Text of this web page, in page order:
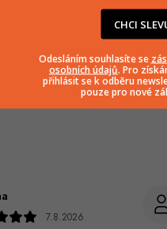
7.8.2026
CHCI
Odesláním souhlasíte se
osobních údajů. Pro
přihlásit se k odběru
pouze pro nové